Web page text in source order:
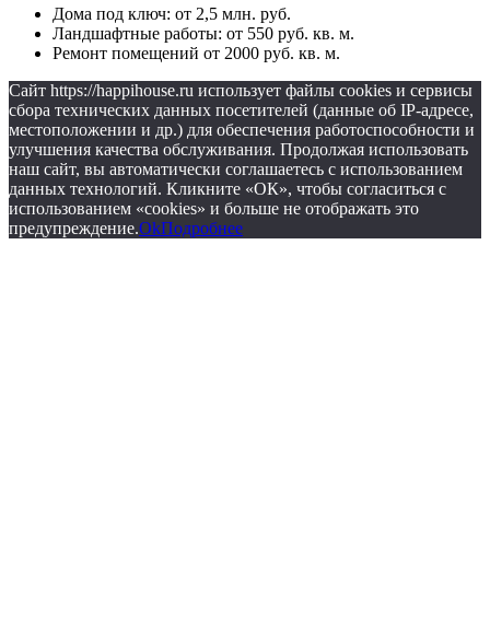
Дома под ключ: от 2,5 млн. руб.
Ландшафтные работы: от 550 руб. кв. м.
Ремонт помещений от 2000 руб. кв. м.
Сайт https://happihouse.ru использует файлы cookies и сервисы
сбора технических данных посетителей (данные об IP-адресе,
местоположении и др.) для обеспечения работоспособности и
улучшения качества обслуживания. Продолжая использовать
наш сайт, вы автоматически соглашаетесь с использованием
данных технологий. Кликните «ОК», чтобы согласиться с
использованием «cookies» и больше не отображать это
предупреждение.OkПодробнее